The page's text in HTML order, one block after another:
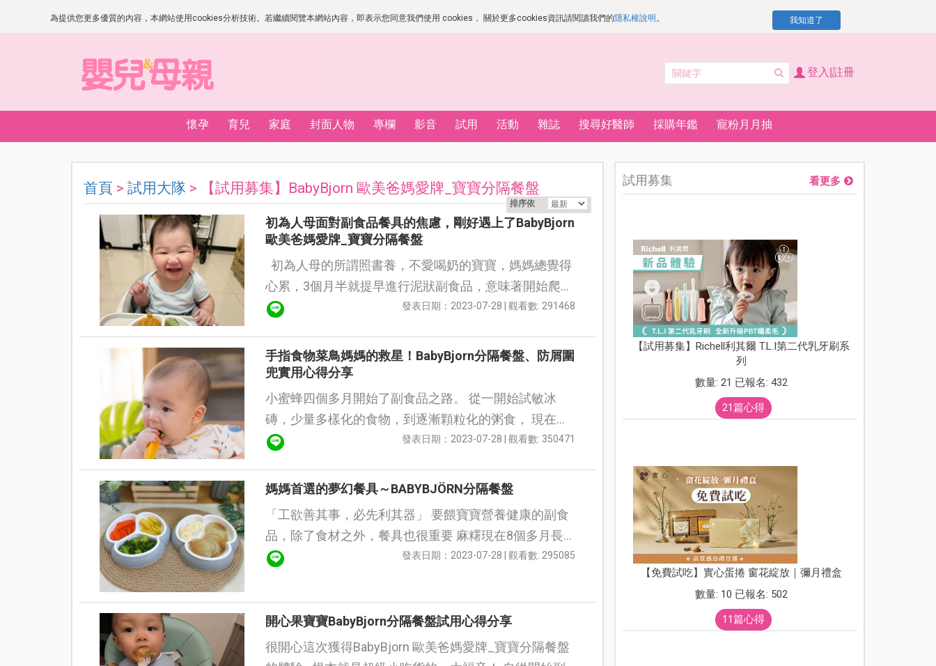
為提供您更多優質的內容，本網站使用cookies分析技術。若繼續閱覽本網站內容，即表示您同意我們使用 cookies， 關於更多cookies資訊請閱讀我們的隱私權說明 。 我知道了
登入|註冊
懷孕 育兒 家庭 封面人物 專欄 影音 試用 活動 雜誌 搜尋好醫師 採購年鑑 寵粉月月抽
首頁> 試用大隊 > 【試用募集】BabyBjorn 歐美爸媽愛牌_寶寶分隔餐盤
排序依
初為人母面對副食品餐具的焦慮，剛好遇上了BabyBjorn
歐美爸媽愛牌_寶寶分隔餐盤
心累，3個月半就提早進行泥狀副食品，意味著開始爬文
餐具、餐盤…等 遇到了BabyBjorn 歐美...
發表日期：2023-07-28 | 觀看數: 291468
手指食物菜鳥媽媽的救星！BabyBjorn分隔餐盤、防屑圍
兜實用心得分享
小蜜蜂四個多月開始了副食品之路。 從一開始試敏冰
磚，少量多樣化的食物，到逐漸顆粒化的粥食， 現在六
個多月的他也開始嘗試手指食物了！ 在學習吃副食品...
發表日期：2023-07-28 | 觀看數: 350471
媽媽首選的夢幻餐具～BABYBJÖRN分隔餐盤
「工欲善其事，必先利其器」 要餵寶寶營養健康的副食
品，除了食材之外，餐具也很重要 麻糬現在8個多月長
了一顆牙，想說差不多可以做一些手指食物讓他練習自
發表日期：2023-07-28 | 觀看數: 295085
開心果寶寶BabyBjorn分隔餐盤試用心得分享
很開心這次獲得BabyBjorn 歐美爸媽愛牌_寶寶分隔餐盤
試用募集 看更多
【試用募集】Richell利其爾 T.L.I第二代乳牙刷系
列
數量: 21 已報名: 432
21篇心得
【免費試吃】實心蛋捲 窗花綻放｜彌月禮盒
數量: 10 已報名: 502
11篇心得